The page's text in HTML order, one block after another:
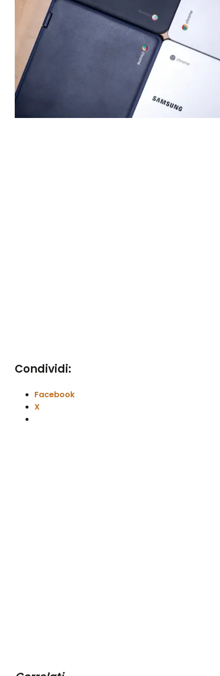
Condividi:
Facebook
X